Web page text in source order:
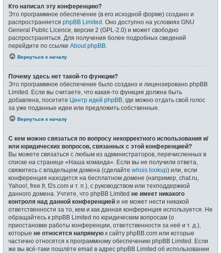
Кто написал эту конференцию?
Это программное обеспечение (в его исходной форме) создано и
распространяется phpBB Limited . Оно доступно на условиях GNU
General Public Licence, версии 2 (GPL-2.0) и может свободно
распространяться. Для получения более подробных сведений
перейдите по ссылке About phpBB
Вернуться к началу
Почему здесь нет такой-то функции?
Это программное обеспечение было создано и лицензировано phpBB
Limited. Если вы считаете, что какая-то функция должна быть
добавлена, посетите Центр идей phpBB , где можно отдать свой голос
за уже поданные идеи или предложить собственные.
Вернуться к началу
С кем можно связаться по вопросу некорректного использования и/
или юридических вопросов, связанных с этой конференцией?
Вы можете связаться с любым из администраторов, перечисленных в
списке на странице «Наша команда». Если вы не получили ответа,
свяжитесь с владельцем домена (сделайте whois lookup) или, если
конференция находится на бесплатном домене (например, chat.ru,
Yahoo!, free.fr, f2s.com и т. п.), с руководством или техподдержкой
данного домена. Учтите, что phpBB Limited не имеет никакого
контроля над данной конференцией и не может нести никакой
ответственности за то, кем и как данная конференция используется. Не
обращайтесь к phpBB Limited по юридическим вопросам (о
приостановке работы конференции, ответственности за неё и т. д.),
которые не относятся напрямую к сайту phpBB.com или которые
частично относятся к программному обеспечению phpBB Limited. Если
же вы всё-таки пошлёте email в адрес phpBB Limited об использовании